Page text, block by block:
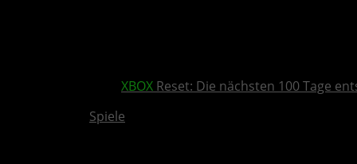
XBOX Reset: Die nächsten 100 Tage
Spiele